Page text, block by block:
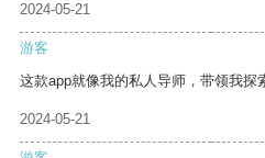
2024-05-21
游客
这款app就像我的私人导师，带领我探
2024-05-21